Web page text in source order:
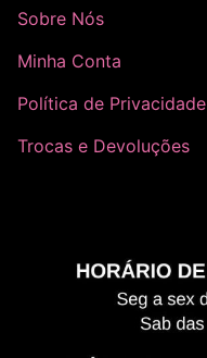
Sobre Nós
Minha Conta
Política de Privacidade
Trocas e Devoluções